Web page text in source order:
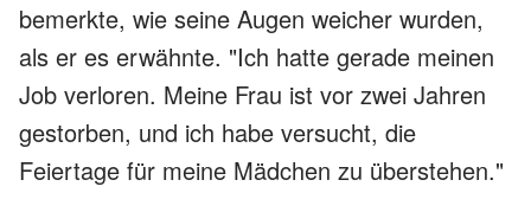
bemerkte, wie seine Augen weicher wurden,
als er es erwähnte. "Ich hatte gerade meinen
Job verloren. Meine Frau ist vor zwei Jahren
gestorben, und ich habe versucht, die
Feiertage für meine Mädchen zu überstehen."